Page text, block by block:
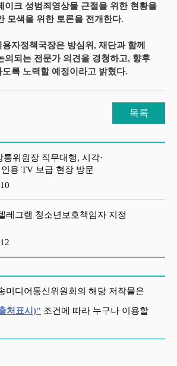
이크 성범죄영상물 근절을 위한 현황을
모색을 위한 토론을 전개한다.
자정책국장은 방심위, 재단과 함께
의되는 전문가 의견을 경청하고, 향후
록 노력할 예정이라고 밝혔다.
목록
통위원장 직무대행, 시각·
용 TV 보급 현장 방문
레그램 청소년보호책임자 지정
미디어통신위원회의 해당 저작물은
처표시)" 조건에 따라 누구나 이용할